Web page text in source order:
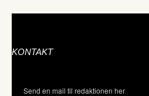
KONTAKT
Send en mail til redaktionen her